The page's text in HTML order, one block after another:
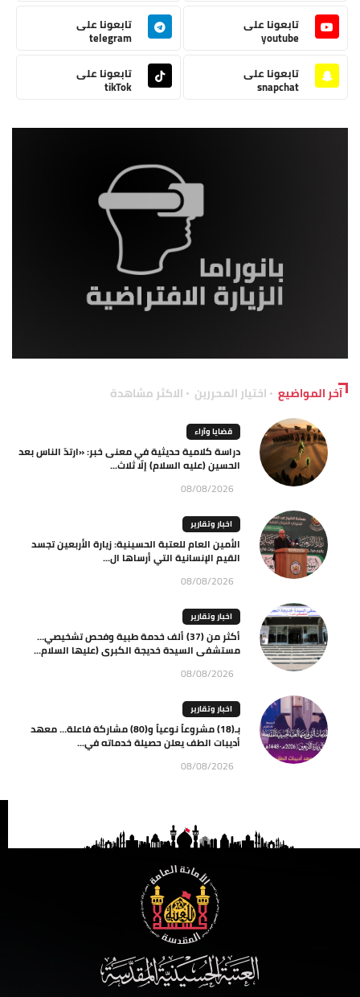
تابعونا على
youtube
تابعونا على
telegram
تابعونا على
snapchat
تابعونا على
tikTok
آخر المواضيع اختيار المحررين الاكثر مشاهدة
قضايا وآراء
دراسة كلامية حديثية في معنى خبر: «ارتدّ الناس بعد
الحسين (عليه السلام) إلّا ثلاث...
08/08/2026
اخبار وتقارير
الأمين العام للعتبة الحسينية: زيارة الأربعين تجسد
القيم الإنسانية التي أرساها ال...
08/08/2026
اخبار وتقارير
أكثر من (37) ألف خدمة طبية وفحص تشخيصي…
مستشفى السيدة خديجة الكبرى (عليها السلام...
08/08/2026
اخبار وتقارير
بـ(18) مشروعاً نوعياً و(80) مشاركة فاعلة… معهد
أديبات الطف يعلن حصيلة خدماته في...
08/08/2026